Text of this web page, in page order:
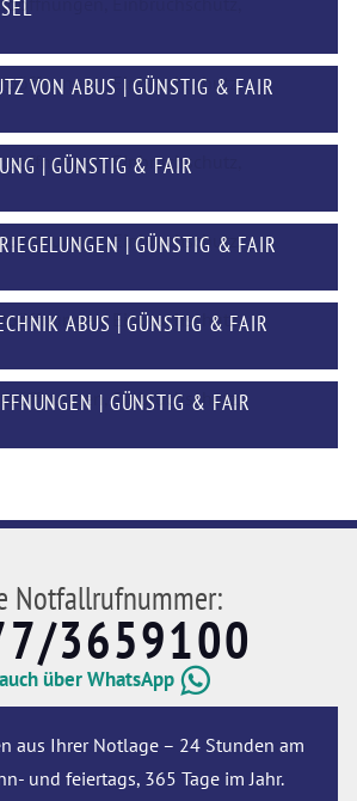
VON ABUS | GÜNSTIG & FAIR
| GÜNSTIG & FAIR
| GÜNSTIG & FAIR
ABUS | GÜNSTIG & FAIR
| GÜNSTIG & FAIR
Notfallrufnummer:
3659100
über WhatsApp
aus Ihrer Notlage – 24 Stunden am
und feiertags, 365 Tage im Jahr.